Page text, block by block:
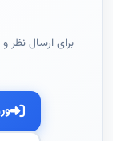
برای ارسال نظر